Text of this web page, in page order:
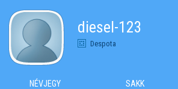
diesel-123
Despota
NÉVJEGY SAKK